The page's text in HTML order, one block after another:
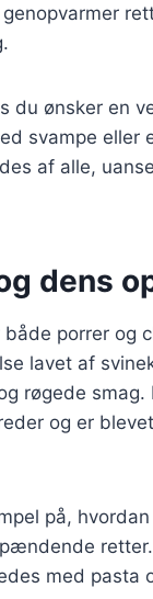
du ønsker en
svampe eller
af alle,
dens
porrer og
lavet af
røgede smag.
og er
på,
med pasta